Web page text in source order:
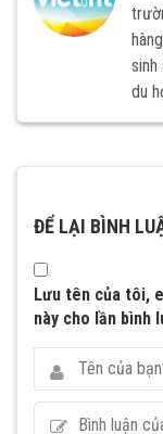
du
ĐỂ LẠI BÌNH
Lưu tên của tôi,
này cho lần bình